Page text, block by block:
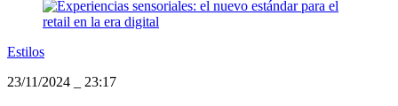
Estilos
23/11/2024
23:17